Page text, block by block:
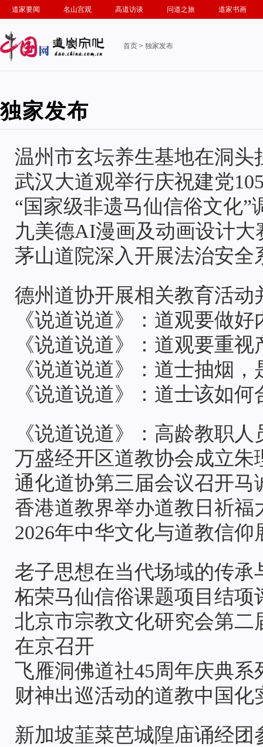
道家要闻 名山宫观 高道访谈 问道之旅 道家书画
首页 > 独家发布
独家发布
温州市玄坛养生基地在洞头
武汉大道观举行庆祝建党
“国家级非遗马仙信俗文化”
九美德AI漫画及动画设计大
茅山道院深入开展法治安全
德州道协开展相关教育活动
《说道说道》：道观要做好
《说道说道》：道观要重
《说道说道》：道士抽烟
《说道说道》：道士该如何
《说道说道》：高龄教职
万盛经开区道教协会成立朱
通化道协第三届会议召开马
香港道教界举办道教日祈福
2026年中华文化与道教信
老子思想在当代场域的传承
柘荣马仙信俗课题项目结项
北京市宗教文化研究会第
在京召开
飞雁洞佛道社45周年庆典系
财神出巡活动的道教中国化
新加坡韮菜芭城隍庙诵经团